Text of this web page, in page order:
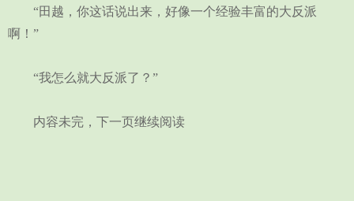
“田越，你这话说出来，好像一个经验丰富的大反派
啊！”
“我怎么就大反派了？”
内容未完，下一页继续阅读